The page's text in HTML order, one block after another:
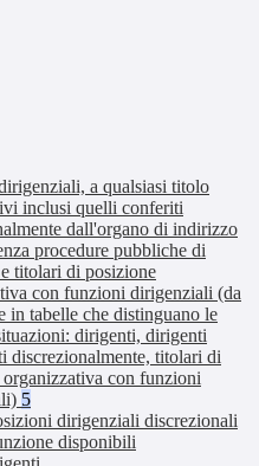
a qualsiasi titolo
inclusi quelli conferiti
dall'organo di indirizzo
procedure pubbliche di
titolari di posizione
con funzioni dirigenziali (da
in tabelle che distinguano le
dirigenti, dirigenti
discrezionalmente, titolari di
con funzioni
5
dirigenziali discrezionali
disponibili